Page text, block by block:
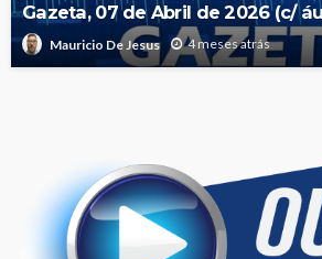
Gazeta, 07 de Abril de 2026 (c/
Mauricio De Jesus 4 meses atrás